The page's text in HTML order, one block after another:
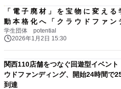
「 電 子 廃 材 」 を 宝 物 に 変 え
動 本 格 化 へ 「 ク ラ ウ ド フ ァ ン
学生団体 potential
2026年1月2日 15:30
関西110店舗をつなぐ回遊型イベン
ウドファンディング、開始24時間で25名が参加 目標
到達